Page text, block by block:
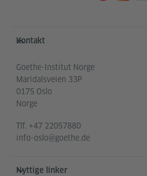
Service- und
Kontakt
Goethe-Institut Norge
Maridalsveien 33P
0175 Oslo
Norge
Tlf. +47 22057880
info-oslo@goethe.de
Nyttige linker